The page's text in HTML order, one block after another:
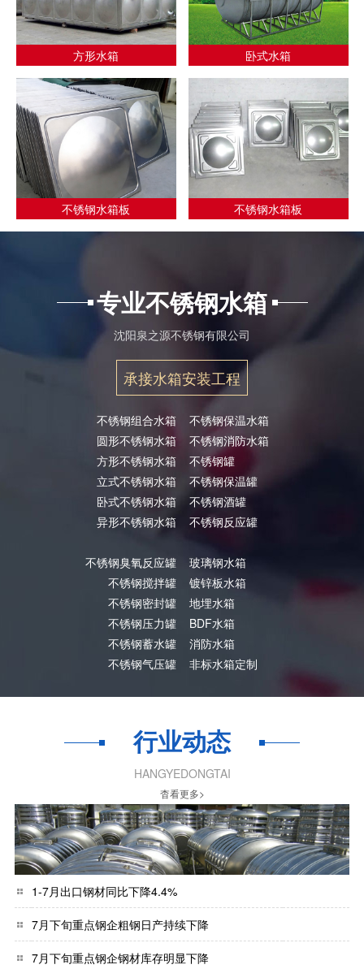
方形水箱 卧式水箱
不锈钢水箱板 不锈钢水箱板
专业不锈钢水箱
沈阳泉之源不锈钢有限公司
承接水箱安装工程
不锈钢组合水箱
圆形不锈钢水箱
方形不锈钢水箱
立式不锈钢水箱
卧式不锈钢水箱
异形不锈钢水箱
不锈钢臭氧反应罐
不锈钢搅拌罐
不锈钢密封罐
不锈钢压力罐
不锈钢蓄水罐
不锈钢气压罐
不锈钢保温水箱
不锈钢消防水箱
不锈钢罐
不锈钢保温罐
不锈钢酒罐
不锈钢反应罐
玻璃钢水箱
镀锌板水箱
地埋水箱
BDF水箱
消防水箱
非标水箱定制
行业动态
HANGYEDONGTAI
杳看更多>
1-7月出口钢材同比下降4.4%
7月下旬重点钢企粗钢日产持续下降
7月下旬重点钢企钢材库存明显下降